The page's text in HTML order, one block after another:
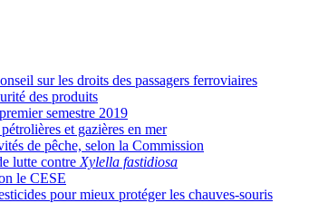
sur les droits des passagers ferroviaires
des produits
semestre 2019
et gazières en mer
de pêche, selon la Commission
lutte contre Xylella fastidiosa
le CESE
pour mieux protéger les chauves-souris